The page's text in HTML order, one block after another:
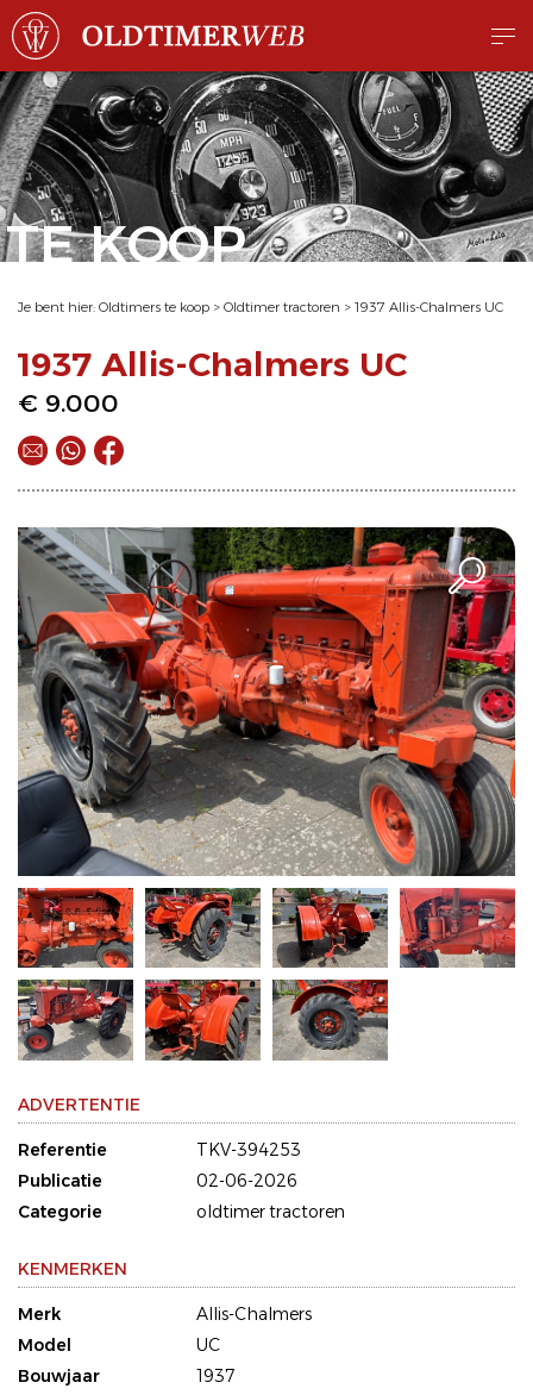
TE KOOP
Je bent hier: Oldtimers te koop > Oldtimer tractoren > 1937 Allis-Chalmers UC
1937 Allis-Chalmers UC
€ 9.000
ADVERTENTIE
Referentie
TKV-394253
Publicatie
02-06-2026
Categorie
oldtimer tractoren
KENMERKEN
Merk
Allis-Chalmers
Model
UC
Bouwjaar
1937